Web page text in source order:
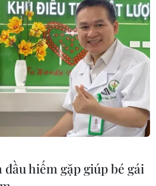
XÃ VIỆT NAM
DUẨN
THỊ TÁM, KHÚC THANH
Quy định sử dụng
Hỗ trợ
Quảng cáo
đầu hiếm gặp giúp bé gái